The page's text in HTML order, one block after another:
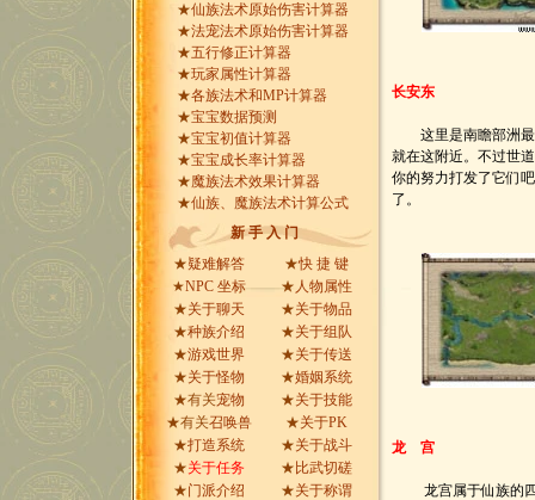
★仙族法术原始伤害计算器
★法宠法术原始伤害计算器
★五行修正计算器
★玩家属性计算器
★各族法术和MP计算器
★宝宝数据预测
★宝宝初值计算器
★宝宝成长率计算器
★魔族法术效果计算器
★仙族、魔族法术计算公式
新 手 入 门
★疑难解答 ★快 捷 键
★NPC 坐标 ★ 人物属性
★关于聊天 ★关于物品
★种族介绍 ★关于组队
★游戏世界 ★关于传送
★关于怪物 ★婚姻系统
★有关宠物 ★关于技能
★有关召唤兽 ★关于PK
★打造系统 ★关于战斗
★关于任务 ★ 比武切磋
★门派介绍 ★关于称谓
长安东
这里是南瞻部洲最
就在这附近。不过世
你的努力打发了它们
了。
龙 宫
龙宫属于仙族的四